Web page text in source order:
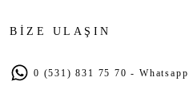
BİZE ULAŞIN
0 (531) 831 75 70 -